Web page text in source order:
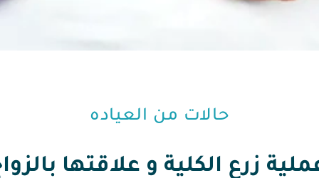
حالات من العياده⁩
زرع الكلية و علاقتها